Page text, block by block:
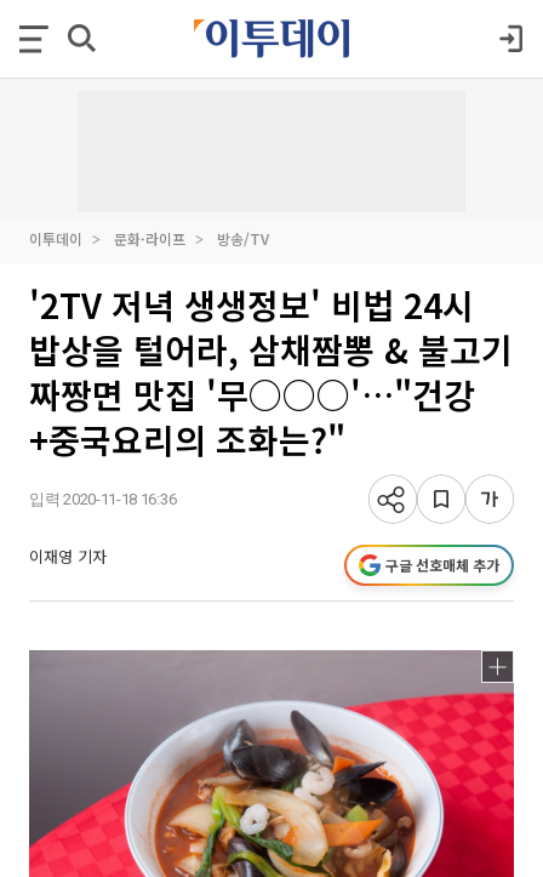
이투데이 문화·라이프 방송/TV
'2TV 저녁 생생정보' 비법 24시
밥상을 털어라, 삼채짬뽕 & 불고기
짜짱면 맛집 '무○○○'…"건강
+중국요리의 조화는?"
입력 2020-11-18 16:36
이재영 기자 구글 선호매체 추가